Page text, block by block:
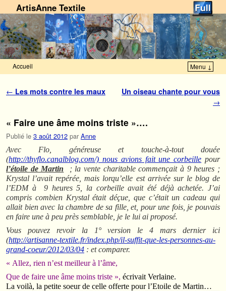
ArtisAnne Textile
Accueil Menu ↓
Navigation des articles
← Les mots contre les maux
Un oiseau chante pour vous
→
« Faire une âme moins triste »….
Publié le 3 août 2012 par Anne
Avec Flo, généreuse et touche-à-tout douée
(http://thyflo.canalblog.com/) nous avions fait une corbeille pour
l’étoile de Martin ; la vente charitable commençait à 9 heures ;
Krystal l’avait repérée, mais lorqu’elle est arrivée sur le blog de
l’EDM à 9 heures 5, la corbeille avait été déjà achetée. J’ai
compris combien Krystal était déçue, que c’était un cadeau qui
allait bien avec la chambre de sa fille, et, pour une fois, je pouvais
en faire une à peu près semblable, je le lui ai proposé.
Vous pouvez revoir la 1° version le 4 mars dernier ici
(http://artisanne-textile.fr/index.php/il-suffit-que-les-personnes-au-
grand-coeur/2012/03/04 : et comparer.
« Allez, rien n’est meilleur à l’âme,
Que de faire une âme moins triste », écrivait Verlaine.
La voilà, la petite soeur de celle offerte pour l’Etoile de Martin…